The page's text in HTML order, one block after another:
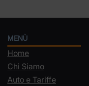
MENÙ
Home
Chi Siamo
Auto e Tariffe